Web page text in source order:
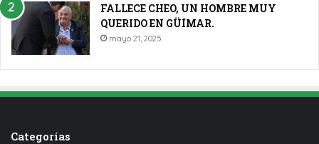
FALLECE CHEO, UN HOMBRE MUY
QUERIDO EN GÜÍMAR.
mayo 21, 2025
Categorías